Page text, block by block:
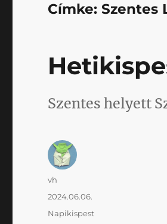
Címke:Szentes
Szentes helyett
Szerző
vh
Közzétéve
2024.06.06.
Kategória
Napikispest